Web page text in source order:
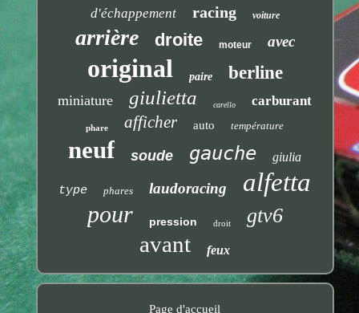
d'échappement racing voiture
arrière droite moteur avec
original paire berline
miniature giulietta carello carburant
phare afficher auto température
neuf soude gauche giulia
type phares laudoracing alfetta
pour pression droit gtv6
avant feux
Page d'accueil